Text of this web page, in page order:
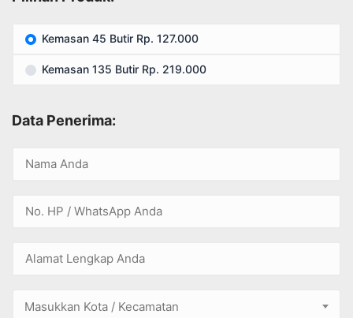
Kemasan 45 Butir Rp. 127.000
Kemasan 135 Butir Rp. 219.000
Data Penerima:
Masukkan Kota / Kecamatan